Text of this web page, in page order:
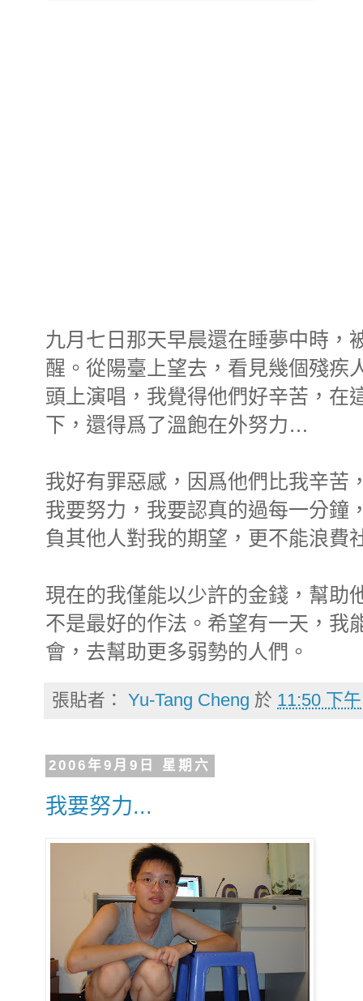
九月七日那天早晨還在睡夢中時，
醒。從陽臺上望去，看見幾個殘疾
頭上演唱，我覺得他們好辛苦，在
下，還得爲了溫飽在外努力…
我好有罪惡感，因爲他們比我辛苦
我要努力，我要認真的過每一分鐘
負其他人對我的期望，更不能浪費
現在的我僅能以少許的金錢，幫助
不是最好的作法。希望有一天，我
會，去幫助更多弱勢的人們。
張貼者： Yu-Tang Cheng 於 11:50 下午
2006年9月9日 星期六
我要努力...